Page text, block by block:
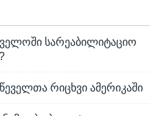
სარეაბილიტაციო
რიცხვი ამერიკაში